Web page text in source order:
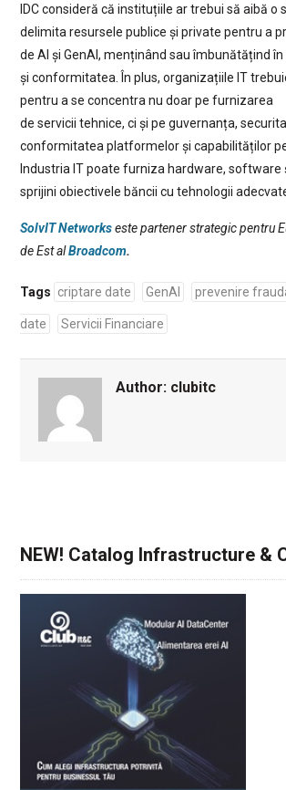
IDC consideră că instituțiile ar trebui să aibă o
delimita resursele publice și private pentru a
de AI și GenAI, menținând sau îmbunătățind în
și conformitatea. În plus, organizațiile IT
pentru a se concentra nu doar pe furnizarea
de servicii tehnice, ci și pe guvernanța,
conformitatea platformelor și capabilităților
Industria IT poate furniza hardware, software
sprijini obiectivele băncii cu tehnologii
SolvIT Networkseste partener strategic pentru
de Est alBroadcom.
Tags criptare date GenAI prevenire
date Servicii Financiare
Author: clubitc
NEW! Catalog Infrastructure &